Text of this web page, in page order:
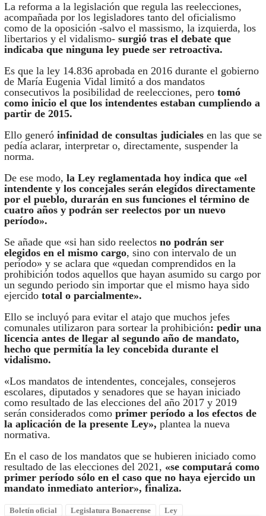
La reforma a la legislación que regula las reelecciones,
acompañada por los legisladores tanto del oficialismo
como de la oposición -salvo el massismo, la izquierda, los
libertarios y el vidalismo- surgió tras el debate que
indicaba que ninguna ley puede ser retroactiva.
Es que la ley 14.836 aprobada en 2016 durante el gobierno
de María Eugenia Vidal limitó a dos mandatos
consecutivos la posibilidad de reelecciones, perotomó
como inicio el que los intendentes estaban cumpliendo a
partir de 2015.
Ello generó infinidad de consultas judiciales en las que se
pedía aclarar, interpretar o, directamente, suspender la
norma.
De ese modo, la Ley reglamentada hoy indica que «el
intendente y los concejales serán elegidos directamente
por el pueblo, durarán en sus funciones el término de
cuatro años y podrán ser reelectos por un nuevo
período».
Se añade que «si han sido reelectos no podrán ser
elegidos en el mismo cargo, sino con intervalo de un
período» y se aclara que «quedan comprendidos en la
prohibición todos aquellos que hayan asumido su cargo por
un segundo periodo sin importar que el mismo haya sido
ejercidototal o parcialmente».
Ello se incluyó para evitar el atajo que muchos jefes
comunales utilizaron para sortear la prohibición: pedir una
licencia antes de llegar al segundo año de mandato,
hecho que permitía la ley concebida durante el
vidalismo.
«Los mandatos de intendentes, concejales, consejeros
escolares, diputados y senadores que se hayan iniciado
como resultado de las elecciones del año 2017 y 2019
serán considerados comoprimer período a los efectos de
la aplicación de la presente Ley», plantea la nueva
normativa.
En el caso de los mandatos que se hubieren iniciado como
resultado de las elecciones del 2021, «se computará como
primer período sólo en el caso que no haya ejercido un
mandato inmediato anterior», finaliza.
Boletín oficial Legislatura Bonaerense Ley